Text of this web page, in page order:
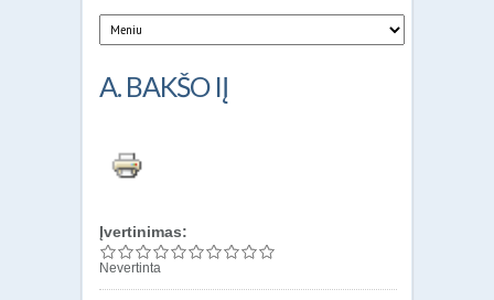
A. BAKŠO IĮ
Įvertinimas:
Nevertinta